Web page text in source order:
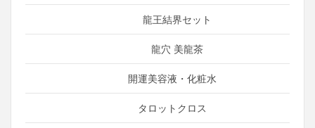
龍王結界セット
龍穴 美龍茶
開運美容液・化粧水
タロットクロス